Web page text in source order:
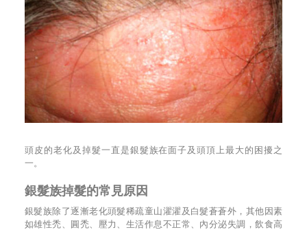
頭皮的老化及掉髮一直是銀髮族在面子及頭頂上最大的困擾之
一。
銀髮族掉髮的常見原因
銀髮族除了逐漸老化頭髮稀疏童山濯濯及白髮蒼蒼外，其他因素
如雄性禿、圓禿、壓力、生活作息不正常、內分泌失調，飲食高